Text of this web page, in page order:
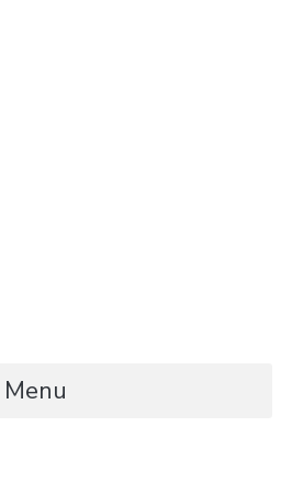
Menu